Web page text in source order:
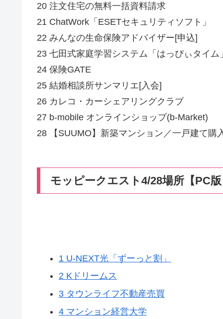
20 注文住宅の無料一括資料請求
21 ChatWork「ESETセキュリティソフト」
22 みんなの生命保険アドバイザー[申込]
23 七田式家庭学習システム「はっぴぃタイム」
24 保険GATE
25 結婚相談所サンマリエ[入会]
26 カレコ・カーシェアリングクラブ
27 b-mobile オンラインショップ(b-Market)
28 【SUUMO】新築マンション／一戸建て購
モッピークエスト4/28場所【PC
1 U-NEXT光「ずーっと割」
2 Kドリームス
3 タウンライフ不動産売買
4 マンション経営大学